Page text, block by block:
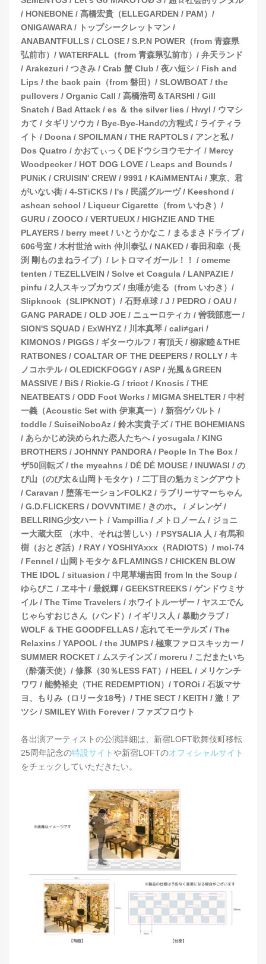
/ HONEBONE / 高橋宏貴（ELLEGARDEN / PAM）/
ONIGAWARA / トップシークレットマン /
ANABANTFULLS / CLOSE / S.P.N POWER（from 青森県
弘前市）/ WATERFALL（from 青森県弘前市）/ 弁天ランド
/ Arakezuri / つきみ / Crab 蟹 Club / 夜ハ短シ / Fish and
Lips / the back pain（from 磐田）/ SLOWBOAT / the
pullovers / Organic Call / 高橋浩司＆TARSHI / Gill
Snatch / Bad Attack / es ＆ the silver lies / Hwyl / ウマシ
カて / タギリソウカ / Bye-Bye-Handの方程式 / ライティラ
イト / Doona / SPOILMAN / THE RAPTOLS / アンと私 /
Dos Quatro / かおてぃっくDEドウシヨウモナイ / Mercy
Woodpecker / HOT DOG LOVE / Leaps and Bounds /
PUNiK / CRUISIN' CREW / 9991 / KAiMMENTAi / 東京、君
がいない街 / 4-STiCKS / I's / 民謡グルーヴ / Keeshond /
ashcan school / Liqueur Cigarette（from いわき）/
GURU / ZOOCO / VERTUEUX / HIGHZIE AND THE
PLAYERS / berry meet / いとうかなこ / まるまさドライブ /
606号室 / 木村世治 with 仲川泰弘 / NAKED / 春田和幸（長
渕 剛ものまねライブ）/ レトロマイガール！！ / omeme
tenten / TEZELLVEIN / Solve et Coagula / LANPAZIE /
pinfu / 2人スキップカウズ / 虫唾が走る（from いわき）/
Slipknock（SLIPKNOT）/ 石野卓球 / J / PEDRO / OAU /
GANG PARADE / OLD JOE / ニューロティカ / 曽我部恵一 /
SION'S SQUAD / ExWHYZ / 川本真琴 / cali≠gari /
KIMONOS / PIGGS / ギターウルフ / 有頂天 / 柳家睦＆THE
RATBONES / COALTAR OF THE DEEPERS / ROLLY / キ
ノコホテル / OLEDICKFOGGY / ASP / 光風＆GREEN
MASSIVE / BiS / Rickie-G / tricot / Knosis / THE
NEATBEATS / ODD Foot Works / MIGMA SHELTER / 中村
一義（Acoustic Set with 伊東真一）/ 新宿ゲバルト /
toddle / SuiseiNoboAz / 鈴木実貴子ズ / THE BOHEMIANS
/ あらかじめ決められた恋人たちへ / yosugala / KING
BROTHERS / JOHNNY PANDORA / People In The Box /
ザ50回転ズ / the myeahns / DÉ DÉ MOUSE / INUWASI / の
び山（のび太＆山岡トモタケ）/ 二丁目の魁カミングアウト
/ Caravan / 堕落モーションFOLK2 / ラブリーサマーちゃん
/ G.D.FLICKERS / DOVVNTIME / きのホ。 / メレンゲ /
BELLRING少女ハート / Vampillia / メトロノーム / ジョニ
ー大蔵大臣 （水中、それは苦しい）/ PSYSALIA 人 / 有馬和
樹（おとぎ話）/ RAY / YOSHIYAxxx（RADIOTS）/ mol-74
/ Fennel / 山岡トモタケ＆FLAMINGS / CHICKEN BLOW
THE IDOL / situasion / 中尾草場吉田 from In the Soup /
ゆらぴこ / ヱヰ十 / 最鋭輝 / GEEKSTREEKS / ゲンドウミサ
イル / The Time Travelers / ホワイトルーザー / ヤスエでん
じゃらすおじさん（バンド）/ イギリス人 / 暴動クラブ /
WOLF & THE GOODFELLAS / 忘れてモーテルズ / The
Relaxins / YAPOOL / the JUMPS / 極東ファロスキッカー /
SUMMER ROCKET / ムステインズ / moreru / こだまたいち
（酔蕩天使）/ 修豚（30％LESS FAT）/ HEEL / メリケンチ
ワワ / 能勢裕史（THE REDEMPTION）/ TOROi / 石坂マサ
ヨ、もりみ（ロリータ18号）/ THE SECT / KEITH / 激！ア
ツシ / SMILEY With Forever / ファズフロウト
各出演アーティストの公演詳細は、新宿LOFT歌舞伎町移転
25周年記念の特設サイトや新宿LOFTのオフィシャルサイト
をチェックしていただきたい。